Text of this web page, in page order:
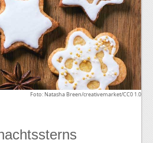
Foto: Natasha Breen/creativemarket/CC0 1.0